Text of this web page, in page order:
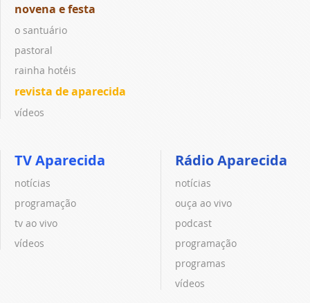
novena e festa
o santuário
pastoral
rainha hotéis
revista de aparecida
vídeos
TV Aparecida
notícias
programação
tv ao vivo
vídeos
Rádio Aparecida
notícias
ouça ao vivo
podcast
programação
programas
vídeos